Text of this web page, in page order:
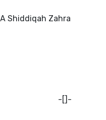
Shiddiqah Zahra
-[]-